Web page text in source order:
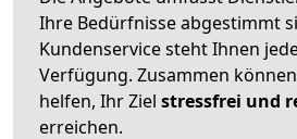
Ihre Bedürfnisse abgestimmt
Kundenservice steht Ihnen
Verfügung. Zusammen
helfen, Ihr Ziel stressfrei und
erreichen.